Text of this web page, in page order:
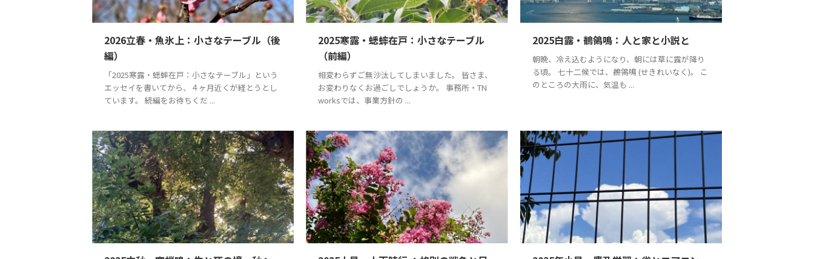
2026立春・魚氷上：小さなテーブル（後
編）
「2025寒露・蟋蟀在戸：小さなテーブル」という
エッセイを書いてから、４ヶ月近くが経とうとし
ています。 続編をお待ちくだ ...
2025寒露・蟋蟀在戸：小さなテーブル
（前編）
相変わらずご無沙汰してしまいました。 皆さま、
お変わりなくお過ごしでしょうか。 事務所・TN
worksでは、事業方針の ...
2025白露・鶺鴒鳴：人と家と小説と
朝晩、冷え込むようになり、朝には草に露が降り
る頃。 七十二候では、鶺鴒鳴 (せきれいなく)。 こ
のところの大雨に、気温も ...